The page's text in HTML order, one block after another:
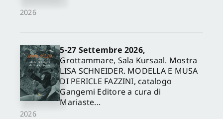
2026
2026
5-27 Settembre 2026,
Grottammare, Sala Kursaal. Mostra
LISA SCHNEIDER. MODELLA E MUSA
DI PERICLE FAZZINI, catalogo
Gangemi Editore a cura di
Mariaste...